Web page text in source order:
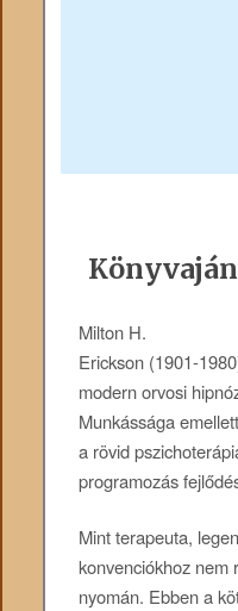
Milton ​H.
Erickson (1901-
modern orvosi
Munkássága
a rövid
programozás
Mint terapeuta,
konvenciókhoz nem
nyomán. Ebben a